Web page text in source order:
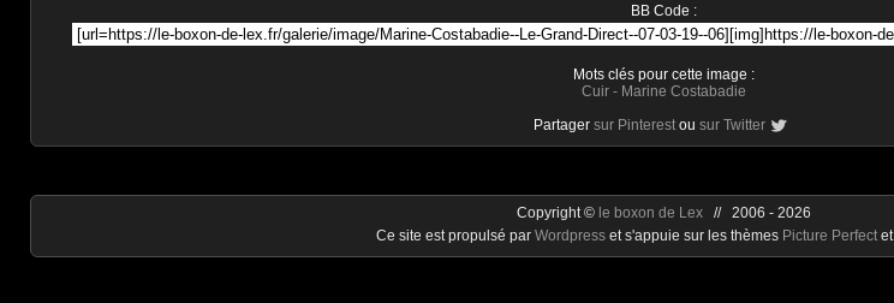
BB Code :
Mots clés pour cette image :
Cuir- Marine Costabadie
Partager sur Pinterest ou sur Twitter
Copyright © le boxon de Lex// 2006 - 2026
Ce site est propulsé par Wordpress et s'appuie sur les thèmes Picture Perfectet